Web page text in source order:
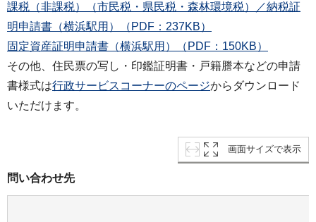
課税（非課税）（市民税・県民税・森林環境税）／納税証
明申請書（横浜駅用）（PDF：237KB）
固定資産証明申請書（横浜駅用）（PDF：150KB）
その他、住民票の写し・印鑑証明書・戸籍謄本などの申請
書様式は行政サービスコーナーのページからダウンロード
いただけます。
画面サイズで表示
問い合わせ先